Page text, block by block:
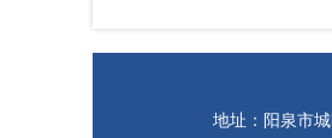
地址：阳泉市